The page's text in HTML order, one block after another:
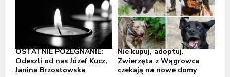
OSTATNIE POŻEGNANIE:
Odeszli od nas Józef Kucz,
Janina Brzostowska
Nie kupuj, adoptuj.
Zwierzęta z Wągrowca
czekają na nowe domy